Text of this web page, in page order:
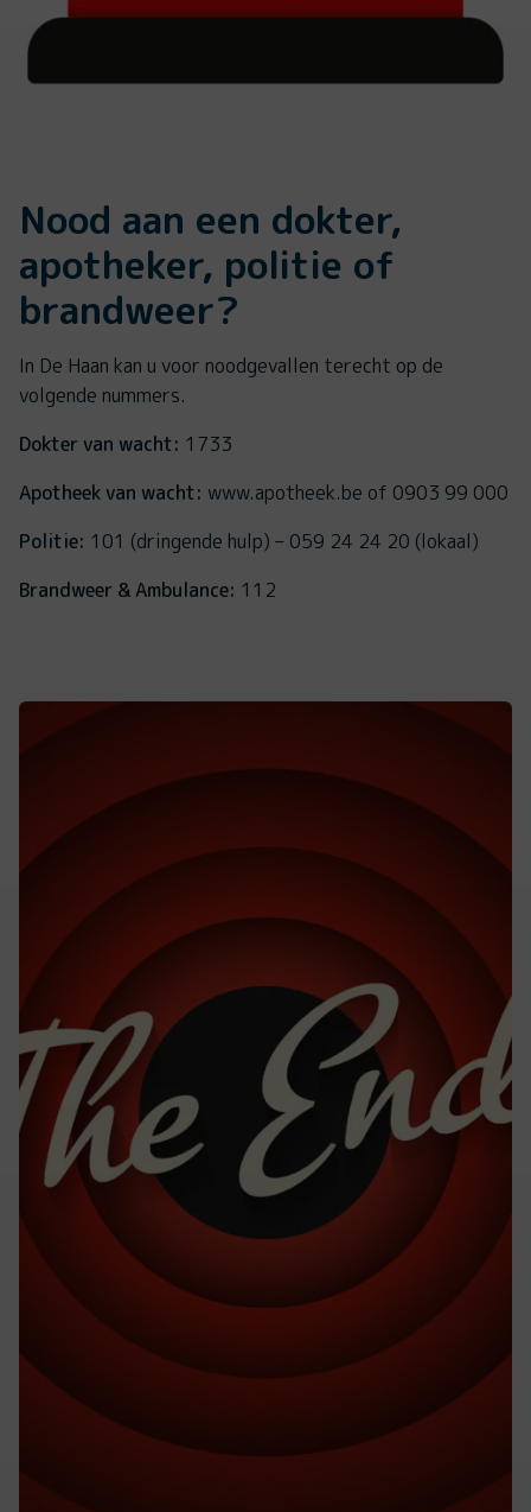
Nood aan een dokter,
apotheker, politie of
brandweer?
In De Haan kan u voor noodgevallen terecht op de
volgende nummers.
Dokter van wacht: 1733
Apotheek van wacht: www.apotheek.be of 0903 99 000
Politie: 101 (dringende hulp) – 059 24 24 20 (lokaal)
Brandweer & Ambulance: 112